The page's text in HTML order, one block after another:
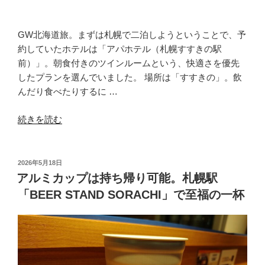
北
海
道
グ
ル
を
の
GW北海道旅。まずは札幌で二泊しようということで、予
約していたホテルは「アパホテル（札幌すすきの駅
前）」。朝食付きのツインルームという、快適さを優先
したプランを選んでいました。 場所は「すすきの」。飲
んだり食べたりするに …
“平
ン
ギ
ス
ン
（す
す
続きを読む
投
稿
日:
2026年5月18日
アルミカップは持ち帰り可能。札幌駅
「BEER STAND SORACHI」で至福の一杯